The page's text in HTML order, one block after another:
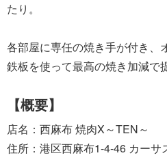
たり。
各部屋に専任の焼き手が付き、
鉄板を使って最高の焼き加減で
【概要】
店名：西麻布 焼肉X～TEN～
住所：港区西麻布1-4-46 カー